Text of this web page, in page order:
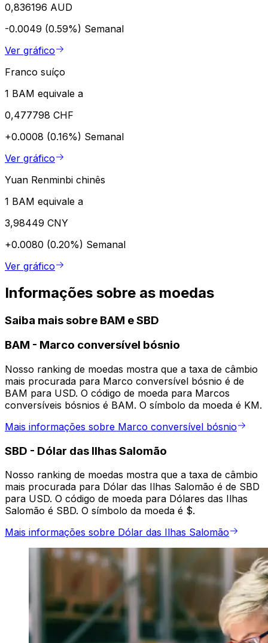
0,836196 AUD
-0.0049 (0.59%) Semanal
Ver gráfico
Franco suíço
1 BAM equivale a
0,477798 CHF
+0.0008 (0.16%) Semanal
Ver gráfico
Yuan Renminbi chinês
1 BAM equivale a
3,98449 CNY
+0.0080 (0.20%) Semanal
Ver gráfico
Informações sobre as moedas
Saiba mais sobre BAM e SBD
BAM - Marco conversível bósnio
Nosso ranking de moedas mostra que a taxa de câmbio
mais procurada para Marco conversível bósnio é de
BAM para USD. O código de moeda para Marcos
conversíveis bósnios é BAM. O símbolo da moeda é KM.
Mais informações sobre Marco conversível bósnio
SBD - Dólar das Ilhas Salomão
Nosso ranking de moedas mostra que a taxa de câmbio
mais procurada para Dólar das Ilhas Salomão é de SBD
para USD. O código de moeda para Dólares das Ilhas
Salomão é SBD. O símbolo da moeda é $.
Mais informações sobre Dólar das Ilhas Salomão